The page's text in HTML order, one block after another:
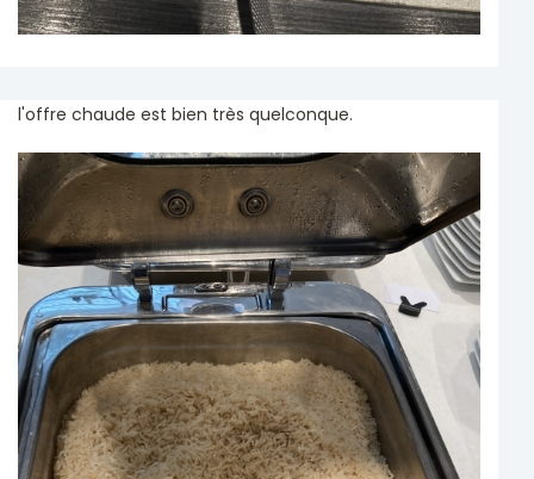
l'offre chaude est bien très quelconque.